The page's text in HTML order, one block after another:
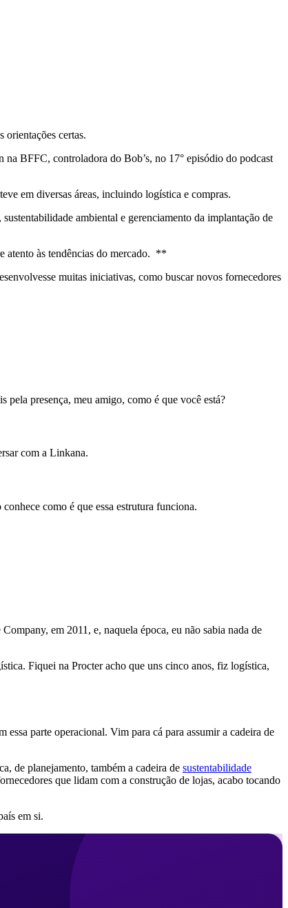
orientações certas.
BFFC, controladora do Bob’s, no 17° episódio do podcast
em diversas áreas, incluindo logística e compras.
ambiental e gerenciamento da implantação de
atento às tendências do mercado. **
muitas iniciativas, como buscar novos fornecedores
pela presença, meu amigo, como é que você está?
com a Linkana.
como é que essa estrutura funciona.
em 2011, e, naquela época, eu não sabia nada de
Fiquei na Procter acho que uns cinco anos, fiz logística,
parte operacional. Vim para cá para assumir a cadeira de
de planejamento, também a cadeira de sustentabilidade
que lidam com a construção de lojas, acabo tocando
em si.